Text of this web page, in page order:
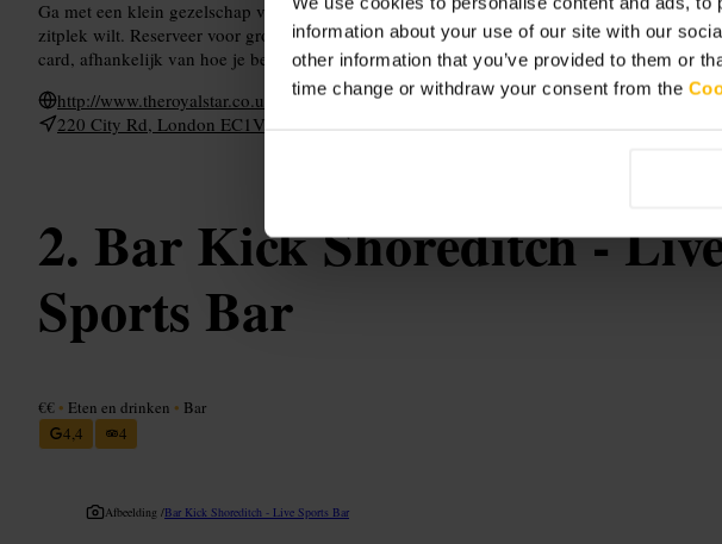
information about your use of our site with our
other information that you’ve provided to them or
time change or withdraw your consent from the
Ga met een klein gezelschap voor de beste ervaring. Kom wat eerder op drukke avonden
zitplek wilt. Reserveer voor grotere groepen als je zeker wilt zijn van een tafel. Neem
card, afhankelijk van hoe je betaalt.
http://www.theroyalstar.co.uk/
220 City Rd, London EC1V 2PN, UK
Bar Kick Shoreditch -
Sports Bar
€€ • Eten en drinken • Bar
4,4
4
Afbeelding /Bar Kick Shoreditch - Live Sports Bar